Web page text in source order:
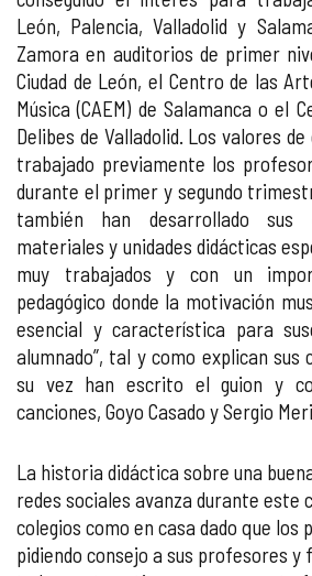
León, Palencia, Valladolid y
Zamora en auditorios de primer
Ciudad de León, el Centro de las
Música (CAEM) de Salamanca o el
Delibes de Valladolid. Los valores
trabajado previamente los
durante el primer y segundo
también han desarrollado sus
materiales y unidades didácticas
muy trabajados y con un
pedagógico donde la motivación
esencial y característica para
alumnado”, tal y como explican sus
su vez han escrito el guion y
canciones, Goyo Casado y Sergio
La historia didáctica sobre una
redes sociales avanza durante este
colegios como en casa dado que los
pidiendo consejo a sus profesores y